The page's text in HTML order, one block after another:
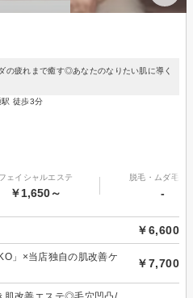
の疲れまで癒す◎あなたのなりたい肌に導く
駅 徒歩3分
フェイシャルエステ
￥1,650～
脱毛・ムダ毛処
-
￥6,600
」×当店独自の肌改善ケ
￥7,700